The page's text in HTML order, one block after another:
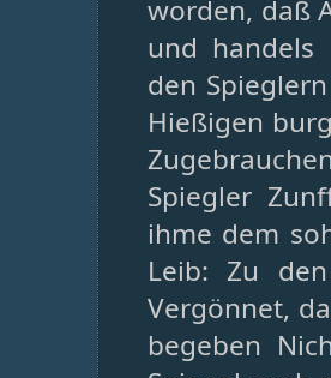
worden, daß
und handels
den
Hießigen
Spiegler
ihme dem
Leib: Zu
Vergönnet,
begeben